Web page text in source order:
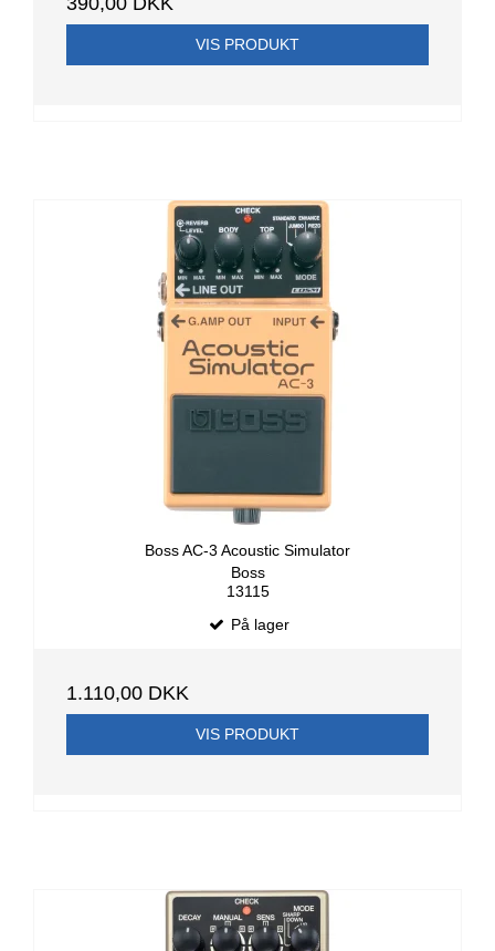
VIS PRODUKT
Boss AC-3 Acoustic Simulator
Boss
13115
På lager
1.110,00 DKK
VIS PRODUKT